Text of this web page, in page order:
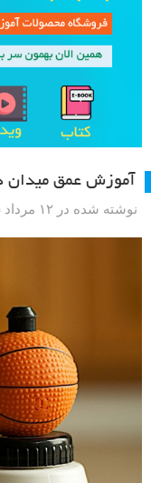
آموزش عمق میدان
نوشته شده در ۱۲ مرداد ۱۳۹۵